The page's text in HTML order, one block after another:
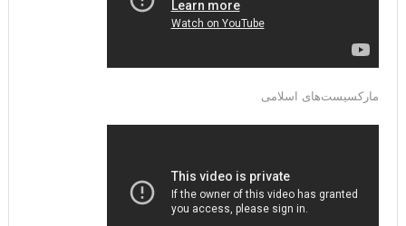
مارکسیست‌های اسلامی